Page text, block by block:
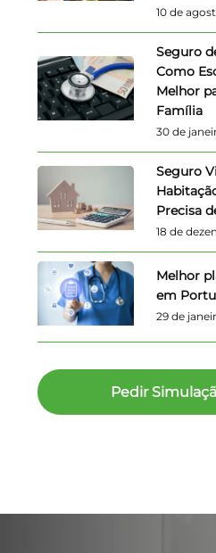
10 de
Seguro
Como
Melhor
Família
30 de
Seguro
Precisa
18 de
Melhor
em
29 de
Pedir